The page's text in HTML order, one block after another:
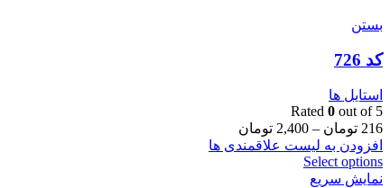
بستن
کد 726
استایل ها
Rated 0 out of 5
216 تومان –
2,400 تومان
افزودن به لیست علاقمندی ها
Select options
نمایش سریع